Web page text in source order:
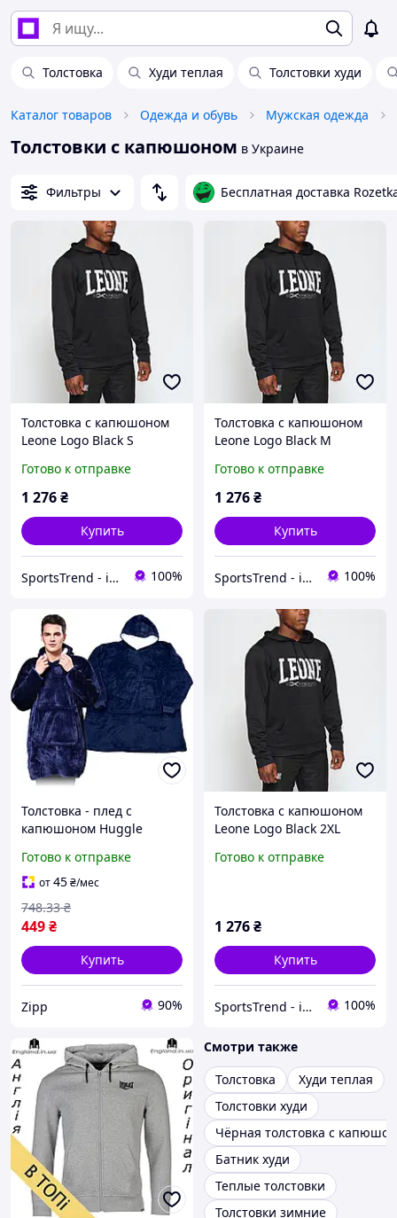
Толстовка Худи теплая Толстовки худи
Каталог товаров Одежда и обувь Мужская одежда
Толстовки с капюшоном в Украине
Фильтры Бесплатная доставка
Толстовка с капюшоном
Leone Logo Black S
Готово к отправке
1 276₴
Купить
SportsTrend - інтернет-магазин 100%
Толстовка с капюшоном
Leone Logo Black M
Готово к отправке
1 276₴
Купить
SportsTrend - інтернет-магазин 100%
Толстовка - плед с
капюшоном Huggle
Синий
Готово к отправке
от45₴/мес
449₴
748.33 ₴
Купить
Zipp 90%
Толстовка с капюшоном
Leone Logo Black 2XL
Готово к отправке
1 276₴
Купить
SportsTrend - інтернет-магазин 100%
Смотри также
Толстовка
Худи теплая
Толстовки худи
Чёрная толстовка с
Батник худи
Теплые толстовки
Толстовки зимние